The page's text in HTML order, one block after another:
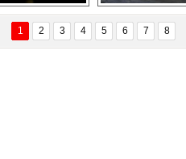
ÖZYANIK
Değişti?
Delta uçağına
yıldırım çarptı
Ford Focus RS
(2015)
1 2 3 4 5 6 7 8